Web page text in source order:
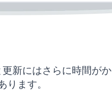
新にはさらに時間がか
ます。